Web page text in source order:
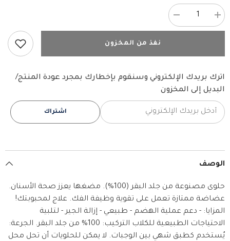
تقليل
الكمية
زولكس
صغيرة
سم
مكافأت
للكلاب
زيادة
الكمية
صغيرة
سم
مكافأت
للكلاب
نفذ من المخزون
اترك بريدك الإلكتروني وسنقوم بإخطارك بمجرد عودة المنتج/
البديل إلى المخزون
اشتراك
الوصف
حلوى مصنوعة من جلد البقر (100%). مضغها يعزز صحة الأسنان.
عضاضة ممتازة تعمل على تقوية وظيفة الفك. علاج لمحبوبتك!
المزايا: - دعم عملية الهضم - طبيعي - إزالة الجير - لتلبية
الاحتياجات الطبيعية للكلاب التركيب: 100% من جلد البقر. الجرعة:
يُستخدم كطبق شهي بين الوجبات. لا يمكن للحلويات أن تحل محل